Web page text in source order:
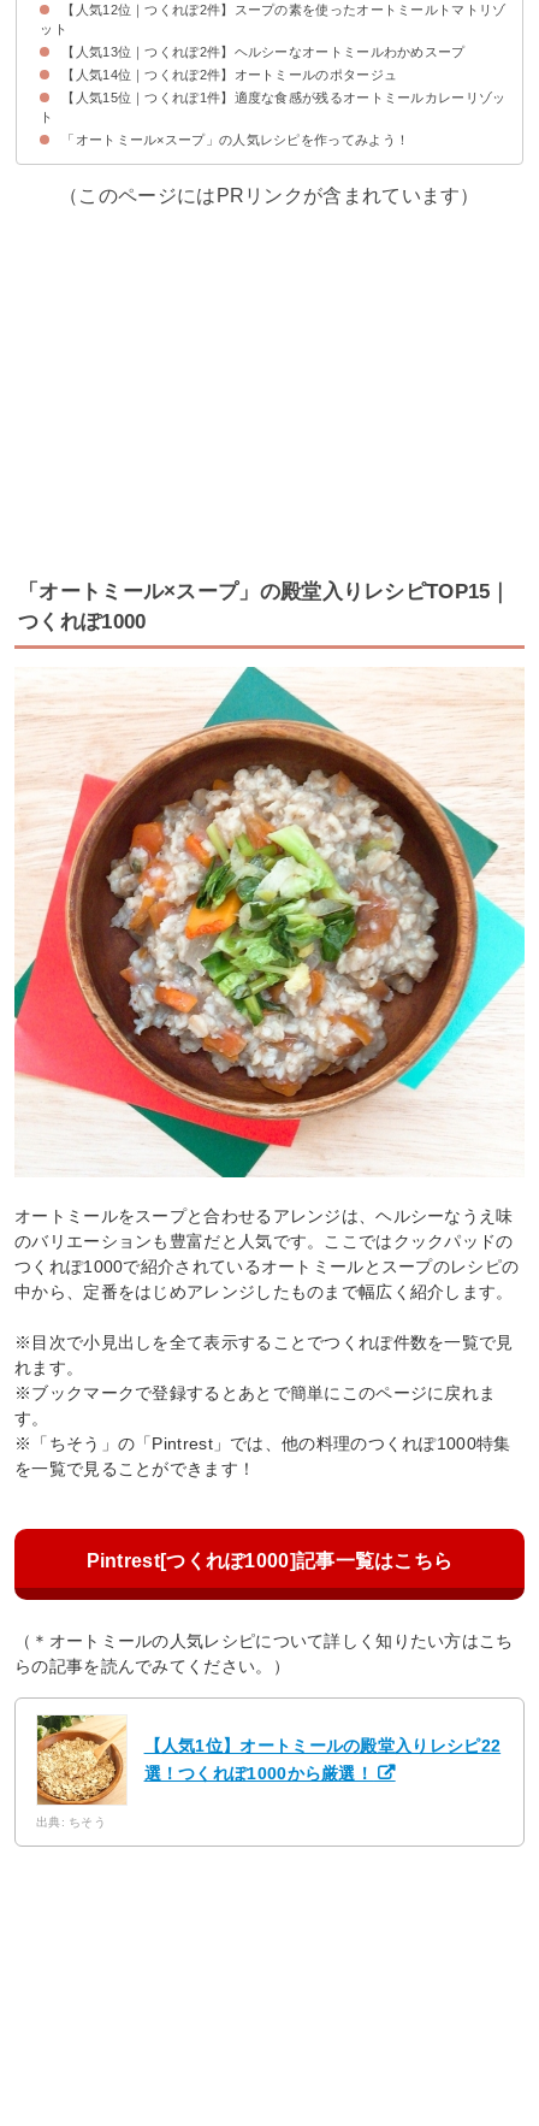
【人気12位｜つくれぽ2件】スープの素を使ったオートミールトマトリゾ
ット
【人気13位｜つくれぽ2件】ヘルシーなオートミールわかめスープ
【人気14位｜つくれぽ2件】オートミールのポタージュ
【人気15位｜つくれぽ1件】適度な食感が残るオートミールカレーリゾッ
ト
「オートミール×スープ」の人気レシピを作ってみよう！
（このページにはPRリンクが含まれています）
「オートミール×スープ」の殿堂入りレシピTOP15｜
つくれぽ1000
オートミールをスープと合わせるアレンジは、ヘルシーなうえ味
のバリエーションも豊富だと人気です。ここではクックパッドの
つくれぽ1000で紹介されているオートミールとスープのレシピの
中から、定番をはじめアレンジしたものまで幅広く紹介します。
※目次で小見出しを全て表示することでつくれぽ件数を一覧で見
れます。
※ブックマークで登録するとあとで簡単にこのページに戻れま
す。
※「ちそう」の「Pintrest」では、他の料理のつくれぽ1000特集
を一覧で見ることができます！
Pintrest[つくれぽ1000]記事一覧はこちら
（＊オートミールの人気レシピについて詳しく知りたい方はこち
らの記事を読んでみてください。）
【人気1位】オートミールの殿堂入りレシピ22
選！つくれぽ1000から厳選！
出典: ちそう